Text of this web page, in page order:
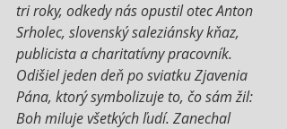
tri roky, odkedy nás opustil otec Anton
Srholec, slovenský saleziánsky kňaz,
publicista a charitatívny pracovník.
Odišiel jeden deň po sviatku Zjavenia
Pána, ktorý symbolizuje to, čo sám žil:
Boh miluje všetkých ľudí. Zanechal